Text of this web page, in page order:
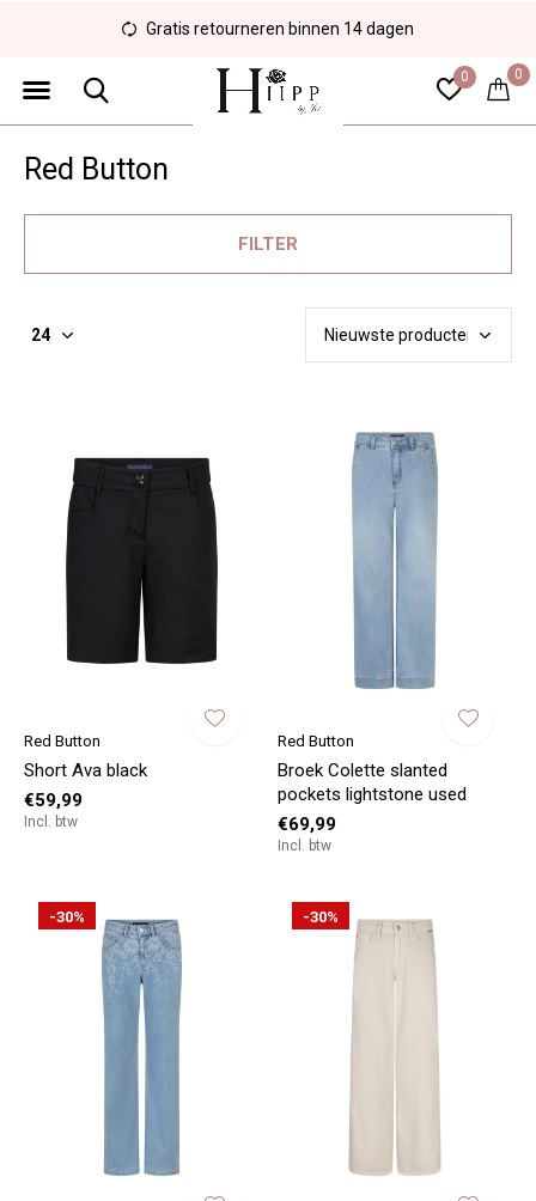
0 0
Veilig en eenvoudig betalen
Red Button
FILTER
Red Button
Short Ava black
€59,99
Incl. btw
Red Button
Broek Colette slanted
pockets lightstone used
€69,99
Incl. btw
-30% -30%